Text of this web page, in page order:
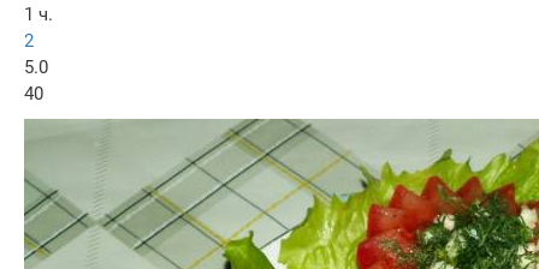
1 ч.
2
5.0
40